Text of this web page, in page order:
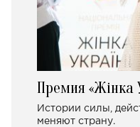
Премия «Жінка
Истории силы,
меняют страну.